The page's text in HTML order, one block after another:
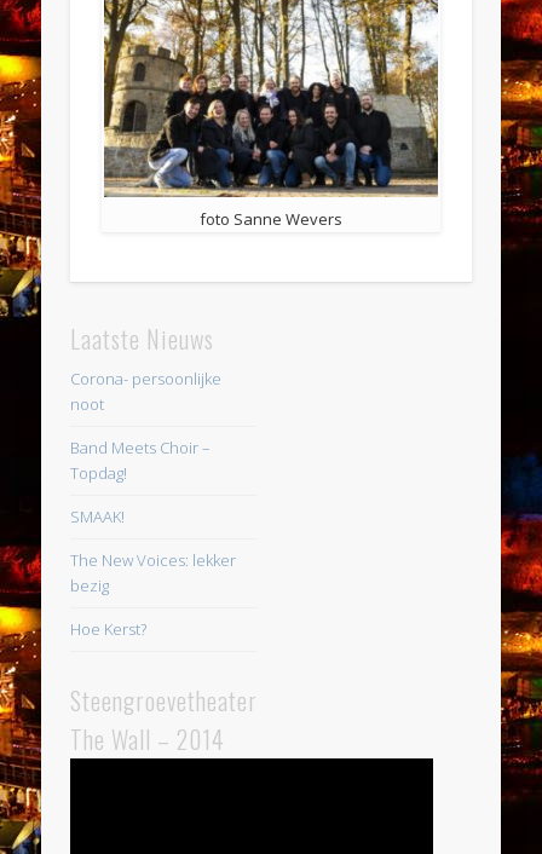
foto Sanne Wevers
Laatste Nieuws
Corona- persoonlijke
noot
Band Meets Choir –
Topdag!
SMAAK!
The New Voices: lekker
bezig
Hoe Kerst?
Steengroevetheater
The Wall – 2014